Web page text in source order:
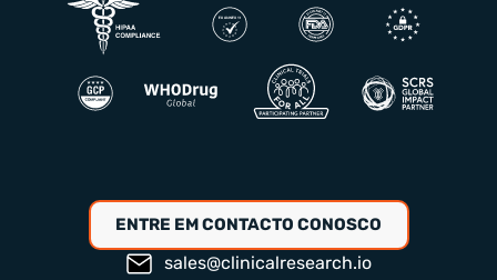
ENTRE EM CONTACTO CONOSCO
sales@clinicalresearch.io